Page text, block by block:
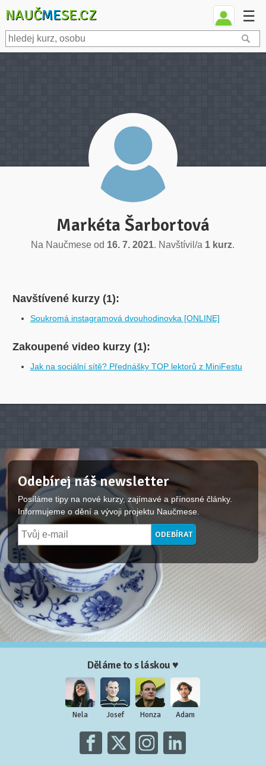
NAUČMESE.CZ ☰
Markéta Šarbortová
Na Naučmese od 16. 7. 2021. Navštívil/a 1 kurz.
Navštívené kurzy (1):
Soukromá instagramová dvouhodinovka [ONLINE]
Zakoupené video kurzy (1):
Jak na sociální sítě? Přednášky TOP lektorů z MiniFestu
Odebírej náš newsletter
Posíláme tipy na nové kurzy, zajímavé a přínosné články.
Informujeme o dění a vývoji projektu Naučmese.
Děláme to s láskou ♥
Nela Josef Honza Adam